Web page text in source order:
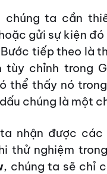
chúng ta cần
gửi sự kiện
tiếp theo là
tùy chỉnh trong
thể thấy nó
chúng là một
nhận được các
thử nghiệm trong
, chúng ta sẽ chỉ